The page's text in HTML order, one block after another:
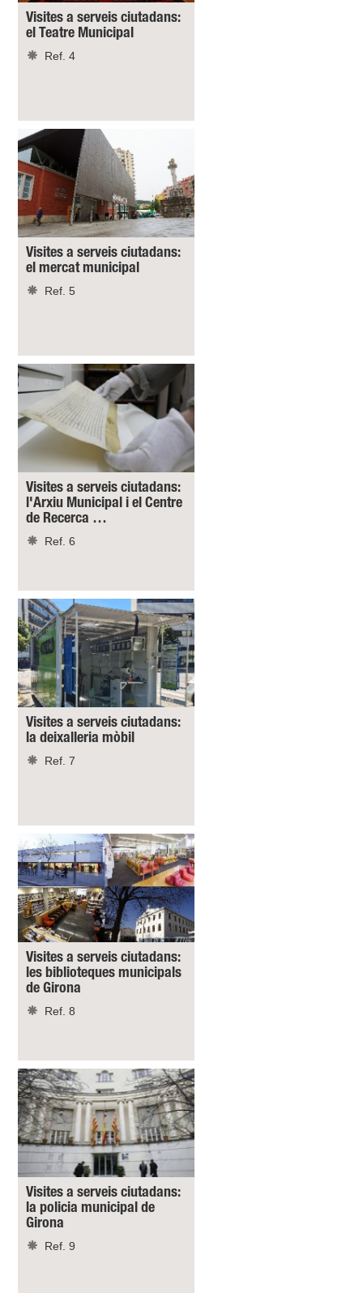
Visites a serveis ciutadans:
el Teatre Municipal
Ref. 4
Visites a serveis ciutadans:
el mercat municipal
Ref. 5
Visites a serveis ciutadans:
l'Arxiu Municipal i el Centre
de Recerca …
Ref. 6
Visites a serveis ciutadans:
la deixalleria mòbil
Ref. 7
Visites a serveis ciutadans:
les biblioteques municipals
de Girona
Ref. 8
Visites a serveis ciutadans:
la policia municipal de
Girona
Ref. 9